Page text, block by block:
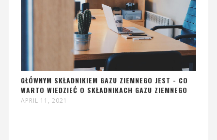
GŁÓWNYM SKŁADNIKIEM GAZU ZIEMNEGO JEST - CO
WARTO WIEDZIEĆ O SKŁADNIKACH GAZU ZIEMNEGO
APRIL 11, 2021